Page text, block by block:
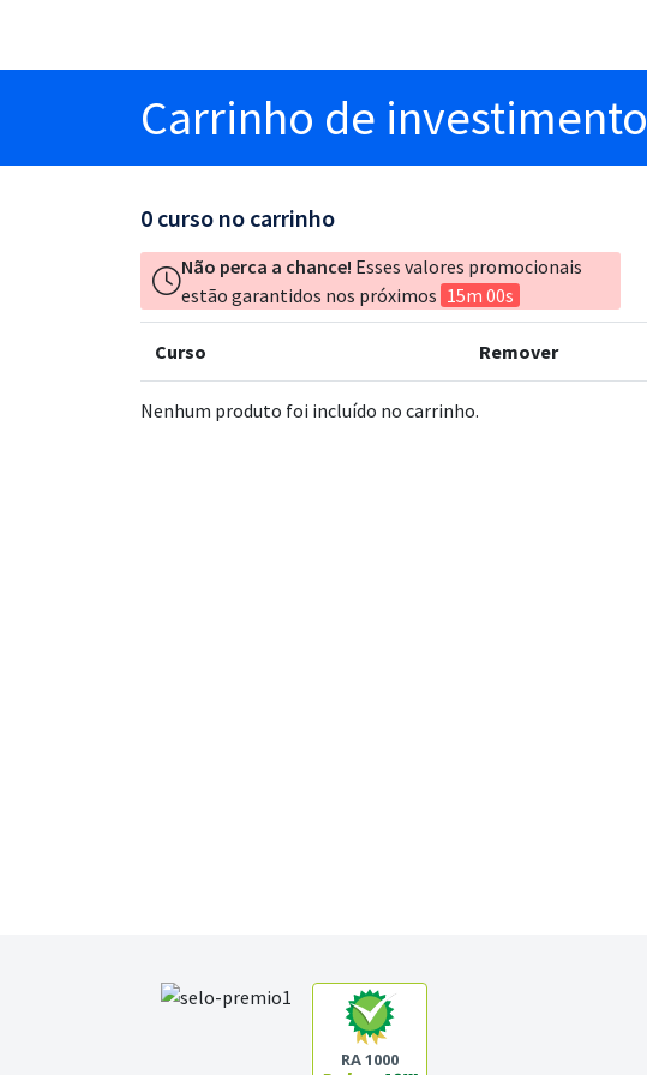
Carrinho de investimento
0 curso no carrinho
Não perca a chance! Esses valores promocionais
estão garantidos nos próximos 15m 00s
Curso Remover
Nenhum produto foi incluído no carrinho.
RA 1000